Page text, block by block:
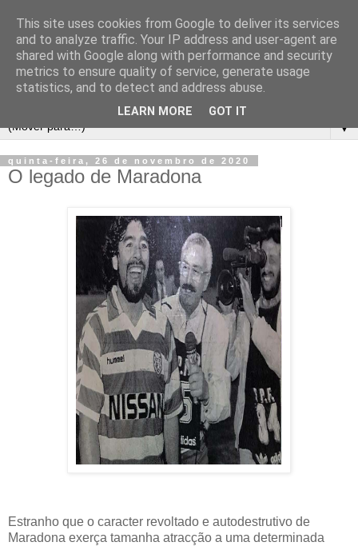
▼
quinta-feira, 26 de novembro de 2020
O legado de Maradona
Estranho que o caracter revoltado e autodestrutivo de
Maradona exerça tamanha atracção a uma determinada
This site uses cookies from Google to deliver its services
and to analyze traffic. Your IP address and user-agent are
shared with Google along with performance and security
metrics to ensure quality of service, generate usage
statistics, and to detect and address abuse.
LEARN MORE GOT IT